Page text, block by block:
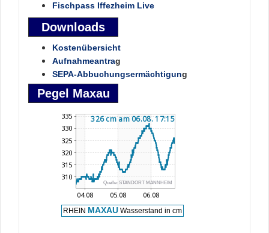
Fischpass Iffezheim Live
Downloads
Kostenübersicht
Aufnahmeantrag
SEPA-Abbuchungsermächtigung
Pegel Maxau